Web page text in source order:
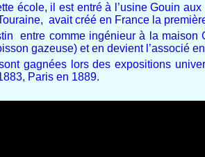
école, il est entré à l’usine Gouin
avait créé en France la
entre comme ingénieur à la maison
gazeuse) et en devient l’associé
gagnées lors des expositions
Paris en 1889.